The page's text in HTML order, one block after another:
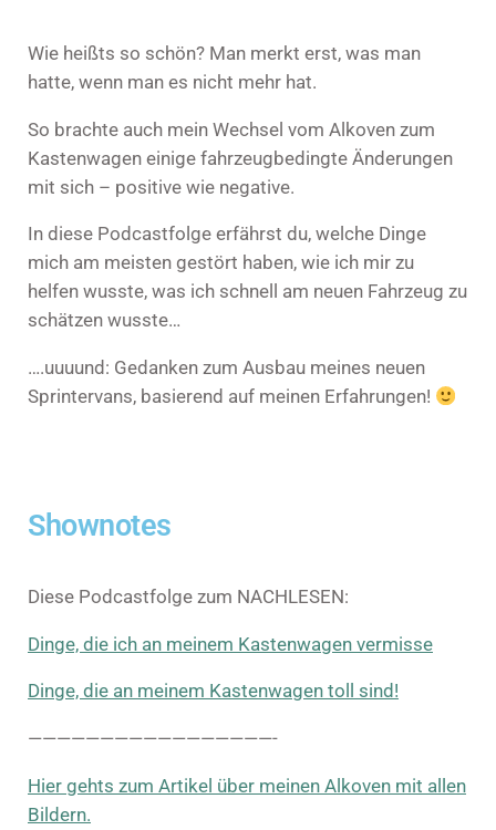
Wie heißts so schön? Man merkt erst, was man
hatte, wenn man es nicht mehr hat.
So brachte auch mein Wechsel vom Alkoven zum
Kastenwagen einige fahrzeugbedingte Änderungen
mit sich – positive wie negative.
In diese Podcastfolge erfährst du, welche Dinge
mich am meisten gestört haben, wie ich mir zu
helfen wusste, was ich schnell am neuen Fahrzeug zu
schätzen wusste…
….uuuund: Gedanken zum Ausbau meines neuen
Sprintervans, basierend auf meinen Erfahrungen!
Shownotes
Diese Podcastfolge zum NACHLESEN:
Dinge, die ich an meinem Kastenwagen vermisse
Dinge, die an meinem Kastenwagen toll sind!
—————————————————-
Hier gehts zum Artikel über meinen Alkoven mit allen
Bildern.